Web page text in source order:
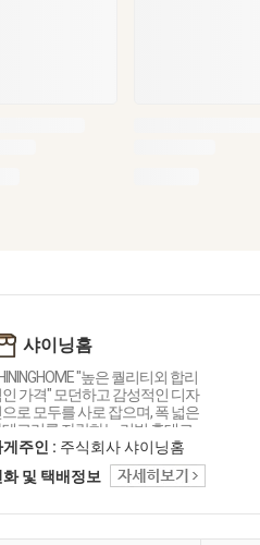
샤이닝홈
"높은 퀄리티외 합리
가격" 모던하고 감성적인 디자
로 모두를 사로 잡으며, 폭 넓은
테고리를 자랑하는 리빙 홈데코
테리어 샤이닝홈입니다.
게주인 : 주식회사 샤이닝홈
화 및 택배정보